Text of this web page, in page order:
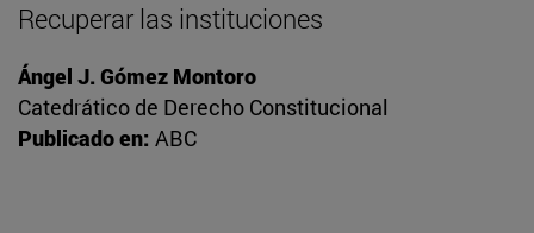
Recuperar las instituciones
Ángel J. Gómez Montoro
Catedrático de Derecho Constitucional
Publicado en: ABC